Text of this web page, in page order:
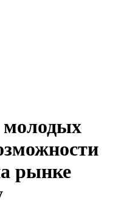
молодых
рынке